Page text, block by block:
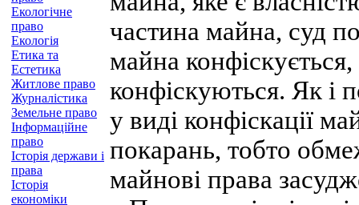
Екологічне
право
Екологія
Етика та
Естетика
Житлове право
Журналістика
Земельне право
Інформаційне
право
Історія держави і
права
Історія
економіки
частина майна, суд
майна
конфіскуються. Як і
у виді конфіскації
покарань, тобто
майнові права